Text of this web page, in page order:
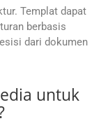
Templat dapat
berbasis
dari dokumen
untuk